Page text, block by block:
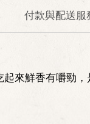
付款與配送服
來鮮香有嚼勁，